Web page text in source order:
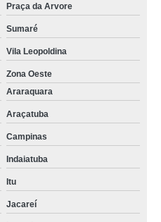
Praça da Arvore
Sumaré
Vila Leopoldina
Zona Oeste
Araraquara
Araçatuba
Campinas
Indaiatuba
Itu
Jacareí